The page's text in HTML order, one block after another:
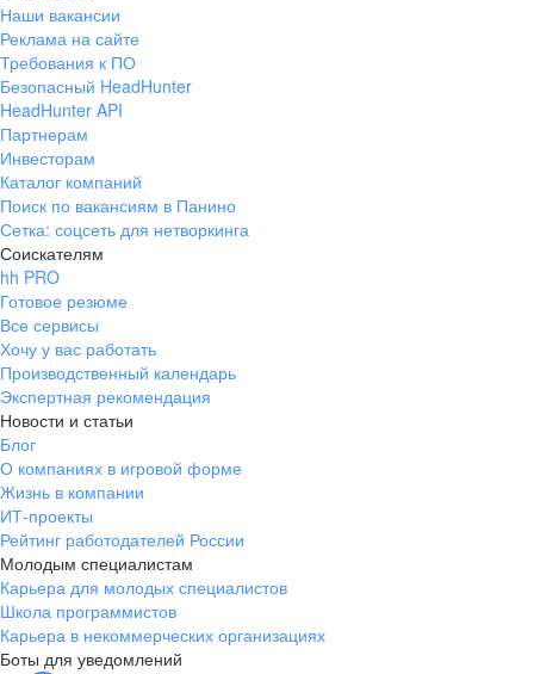
Наши вакансии
Реклама на сайте
Требования к ПО
Безопасный HeadHunter
HeadHunter API
Партнерам
Инвесторам
Каталог компаний
Поиск по вакансиям в Панино
Сетка: соцсеть для нетворкинга
Соискателям
hh PRO
Готовое резюме
Все сервисы
Хочу у вас работать
Производственный календарь
Экспертная рекомендация
Новости и статьи
Блог
О компаниях в игровой форме
Жизнь в компании
ИТ-проекты
Рейтинг работодателей России
Молодым специалистам
Карьера для молодых специалистов
Школа программистов
Карьера в некоммерческих организациях
Боты для уведомлений